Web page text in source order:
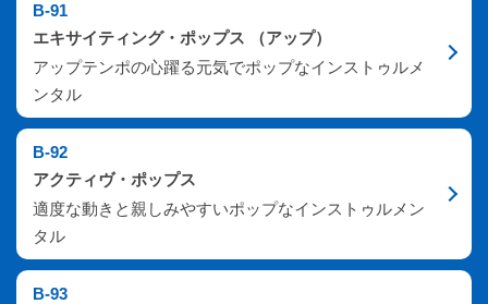
B-91
エキサイティング・ポップス （アップ）
アップテンポの心躍る元気でポップなインストゥルメ
ンタル
B-92
アクティヴ・ポップス
適度な動きと親しみやすいポップなインストゥルメン
タル
B-93